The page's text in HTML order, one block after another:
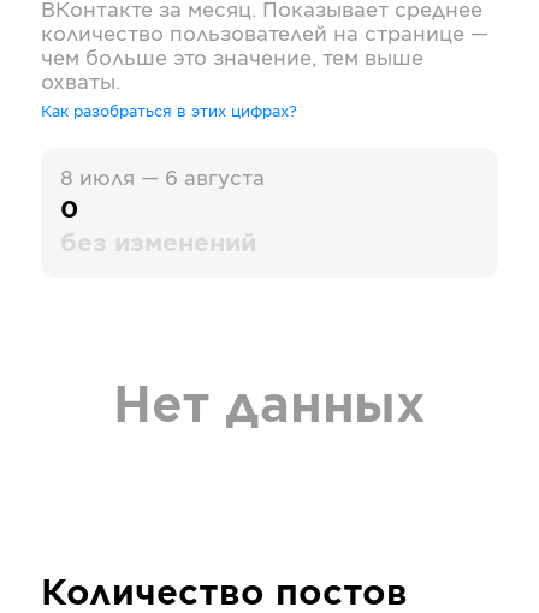
ВКонтакте за месяц. Показывает среднее
количество пользователей на странице —
чем больше это значение, тем выше
охваты.
Как разобраться в этих цифрах?
8 июля — 6 августа
0
без изменений
Нет данных
Количество постов